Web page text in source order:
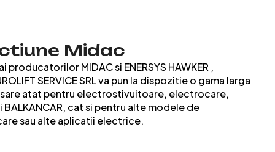
Midac
MIDAC si ENERSYS HAWKER ,
SERVICE SRL va pun la dispozitie o gama larga
atat pentru electrostivuitoare, electrocare,
cat si pentru alte modele de
sau alte aplicatii electrice.